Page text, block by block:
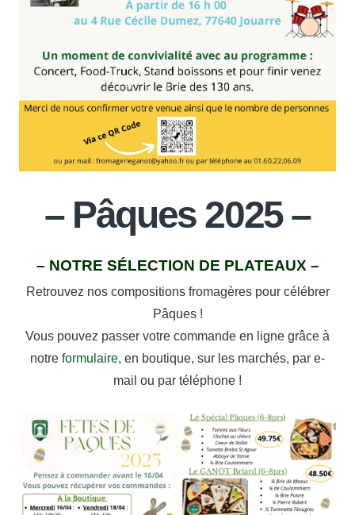
– Pâques 2025 –
– NOTRE SÉLECTION DE PLATEAUX –
Retrouvez nos compositions fromagères pour célébrer
Pâques !
Vous pouvez passer votre commande en ligne grâce à
notre formulaire, en boutique, sur les marchés, par e-
mail ou par téléphone !